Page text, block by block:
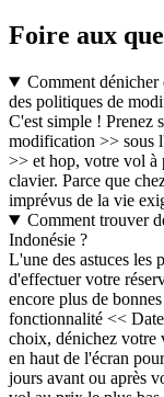
Foire aux
Comment dénicher
des politiques de
C'est simple ! Prenez
modification >> sous
>> et hop, votre vol à
clavier. Parce que
imprévus de la vie
Comment trouver
Indonésie ?
L'une des astuces les
d'effectuer votre
encore plus de
fonctionnalité <<
choix, dénichez votre
en haut de l'écran
jours avant ou après